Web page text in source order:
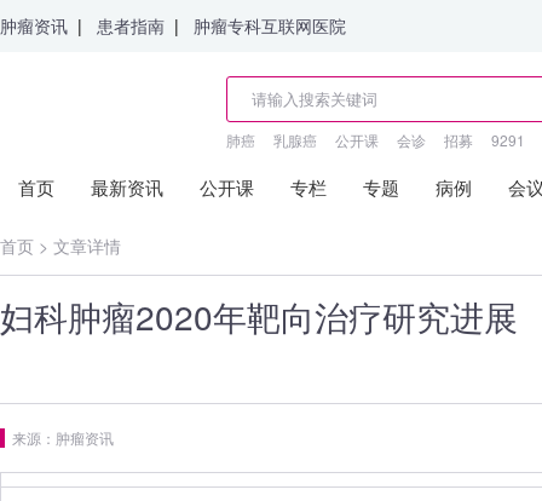
肿瘤资讯 | 患者指南 | 肿瘤专科互联网医院
肺癌 乳腺癌 公开课 会诊 招募 9291
首页 最新资讯 公开课 专栏 专题 病例 会
首页 > 文章详情
妇科肿瘤2020年靶向治疗研究进展
来源：肿瘤资讯